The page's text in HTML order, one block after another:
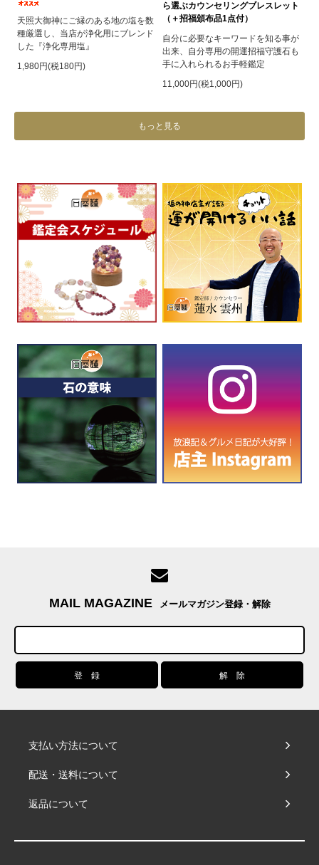
天照大御神にご縁のある地の塩を数
種厳選し、当店が浄化用にブレンド
した『浄化専用塩』
1,980円(税180円)
ら選ぶカウンセリングブレスレット
（＋招福頒布品1点付）
自分に必要なキーワードを知る事が
出来、自分専用の開運招福守護石も
手に入れられるお手軽鑑定
11,000円(税1,000円)
もっと見る
MAIL MAGAZINE メールマガジン登録・解除
支払い方法について
配送・送料について
返品について